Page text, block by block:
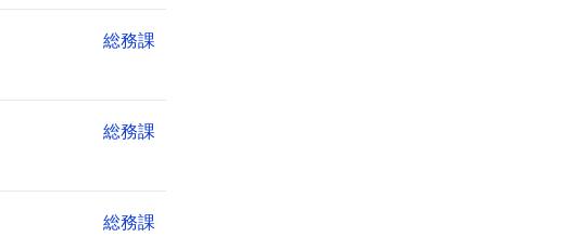
総務課
総務課
総務課